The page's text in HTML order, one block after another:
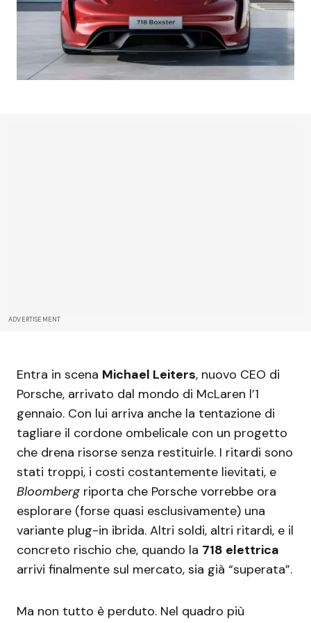
ADVERTISEMENT
Entra in scena Michael Leiters, nuovo CEO di
Porsche, arrivato dal mondo di McLaren l’1
gennaio. Con lui arriva anche la tentazione di
tagliare il cordone ombelicale con un progetto
che drena risorse senza restituirle. I ritardi sono
stati troppi, i costi costantemente lievitati, e
Bloombergriporta che Porsche vorrebbe ora
esplorare (forse quasi esclusivamente) una
variante plug-in ibrida. Altri soldi, altri ritardi, e il
concreto rischio che, quando la 718 elettrica
arrivi finalmente sul mercato, sia già “superata”.
Ma non tutto è perduto. Nel quadro più